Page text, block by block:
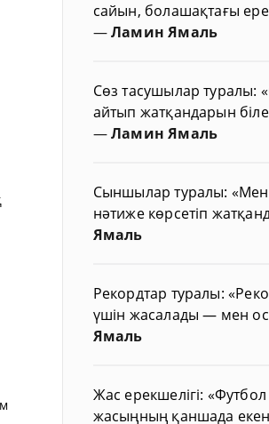
сайын, болашақтағы
—Ламин Ямаль
Сөз тасушылар туралы:
айтып жатқандарын
—Ламин Ямаль
Сыншылар туралы: «Мен
нәтиже көрсетіп
Ямаль
Рекордтар туралы:
үшін жасалады — мен
Ямаль
Жас ерекшелігі:
жасыңның қаншада